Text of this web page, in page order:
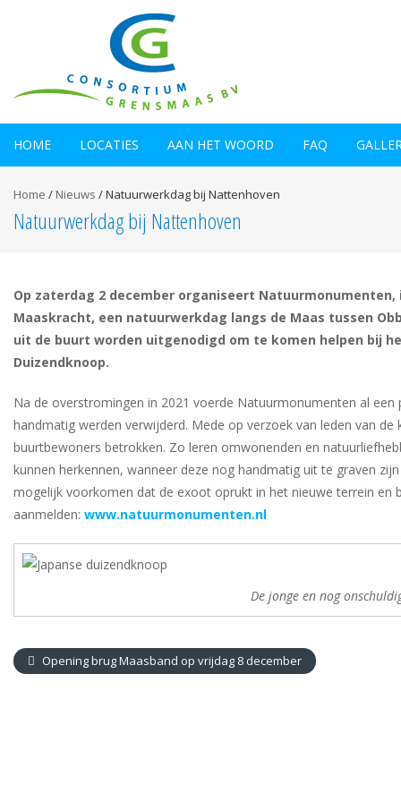
HOME LOCATIES AAN HET WOORD FAQ
Home / Nieuws /Natuurwerkdag bij Nattenhoven
Natuurwerkdag bij Nattenhoven
Op zaterdag 2 december organiseert
Maaskracht, een natuurwerkdag langs de Maas tussen
uit de buurt worden uitgenodigd om te komen helpen bij
Duizendknoop.
Na de overstromingen in 2021 voerde Natuurmonumenten al
handmatig werden verwijderd. Mede op verzoek van leden van
buurtbewoners betrokken. Zo leren omwonenden en
kunnen herkennen, wanneer deze nog handmatig uit te graven
mogelijk voorkomen dat de exoot oprukt in het nieuwe terrein en
aanmelden: www.natuurmonumenten.nl
De jonge en nog
Opening brug Maasband op vrijdag 8 december